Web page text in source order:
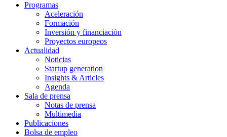
Programas
Aceleración
Formación
Inversión y financiación
Proyectos europeos
Actualidad
Noticias
Startup generation
Insights & Articles
Agenda
Sala de prensa
Notas de prensa
Multimedia
Publicaciones
Bolsa de empleo